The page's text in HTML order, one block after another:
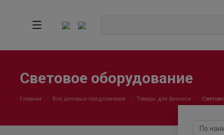
Световое оборудование
Главная Все деловые предложения Товары для бизнеса